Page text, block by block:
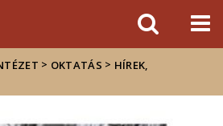
> OKTATÁS > HÍREK,